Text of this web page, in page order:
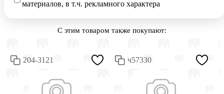
материалов, в т.ч. рекламного характера
С этим товаром также покупают:
204-3121 ч57330